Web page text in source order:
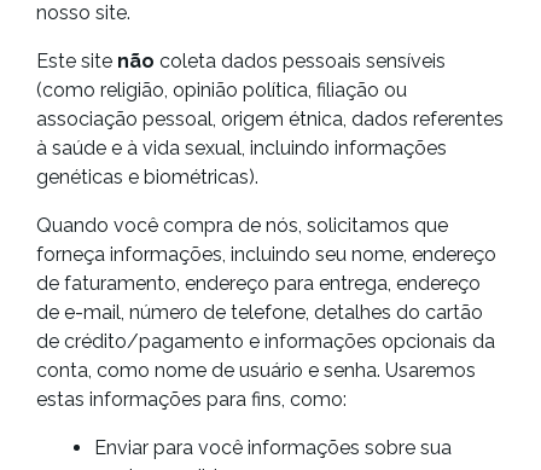
nosso site.
Este site não coleta dados pessoais sensíveis
(como religião, opinião política, filiação ou
associação pessoal, origem étnica, dados referentes
à saúde e à vida sexual, incluindo informações
genéticas e biométricas).
Quando você compra de nós, solicitamos que
forneça informações, incluindo seu nome, endereço
de faturamento, endereço para entrega, endereço
de e-mail, número de telefone, detalhes do cartão
de crédito/pagamento e informações opcionais da
conta, como nome de usuário e senha. Usaremos
estas informações para fins, como:
Enviar para você informações sobre sua